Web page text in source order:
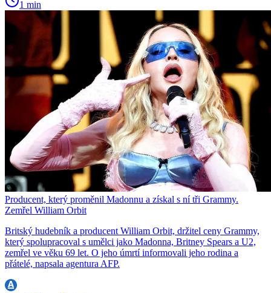
1 min
Producent, který proměnil Madonnu a získal s ní tři Grammy.
Zemřel William Orbit
Britský hudebník a producent William Orbit, držitel ceny Grammy,
který spolupracoval s umělci jako Madonna, Britney Spears a U2,
zemřel ve věku 69 let. O jeho úmrtí informovali jeho rodina a
přátelé, napsala agentura AFP.